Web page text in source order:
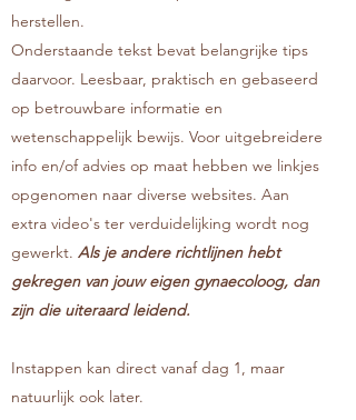
herstellen.
Onderstaande tekst bevat belangrijke tips
daarvoor. Leesbaar, praktisch en gebaseerd
op betrouwbare informatie en
wetenschappelijk bewijs. Voor uitgebreidere
info en/of advies op maat hebben we linkjes
opgenomen naar diverse websites. Aan
extra video's ter verduidelijking wordt nog
gewerkt. Als je andere richtlijnen hebt
gekregen van jouw eigen gynaecoloog, dan
zijn die uiteraard leidend.
Instappen kan direct vanaf dag 1, maar
natuurlijk ook later.